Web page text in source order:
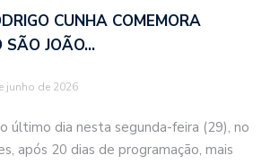
CUNHA COMEMORA
SÃO JOÃO…
junho de 2026
último dia nesta segunda-feira (29), no
após 20 dias de programação, mais